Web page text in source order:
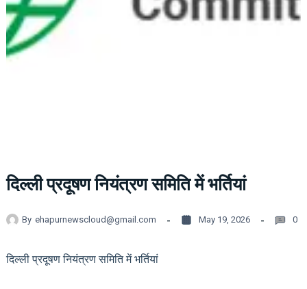
दिल्ली प्रदूषण नियंत्रण समिति में भर्तियां
By ehapurnewscloud@gmail.com May 19, 2026 0
दिल्ली प्रदूषण नियंत्रण समिति में भर्तियां